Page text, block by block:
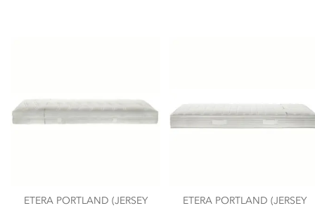
ETERA PORTLAND (JERSEY
ETERA PORTLAND (JERSEY